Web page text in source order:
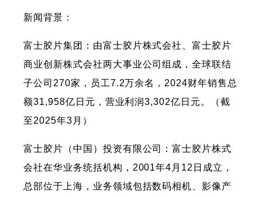
新闻背景：
富士胶片集团：由富士胶片株式会社、富士胶片
商业创新株式会社两大事业公司组成，全球联结
子公司270家，员工7.2万余名，2024财年销售总
额31,958亿日元，营业利润3,302亿日元。（截
至2025年3月）
富士胶片（中国）投资有限公司：富士胶片株式
会社在华业务统括机构，2001年4月12日成立，
总部位于上海，业务领域包括数码相机、影像产